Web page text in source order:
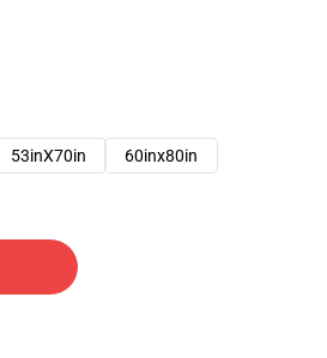
53inX70in 60inx80in